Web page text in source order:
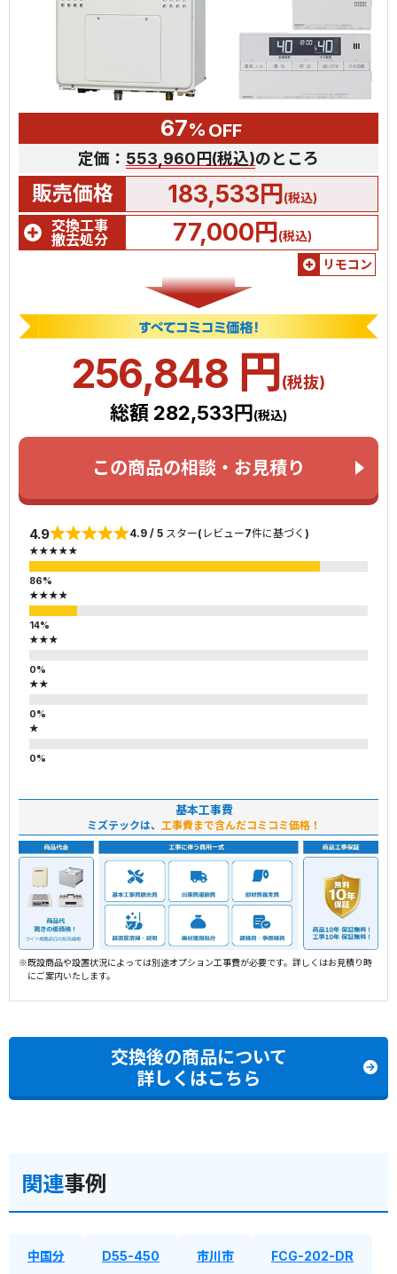
67% OFF
定価： 553,960円(税込)のところ
販売価格 183,533円(税込)
交換工事
撤去処分
77,000円(税込)
リモコン
256,848 円(税抜)
総額 282,533円 (税込)
この商品の相談・お見積り
4.9 4.9 / 5 スター(レビュー7件に基づく)
★★★★★
★★★★
★★★
★★
★
基本工事費
ミズテックは、 工事費まで含んだコミコミ価格！
※既設商品や設置状況によっては別途オプション工事費が必要です。詳しくはお見積り時
にご案内いたします。
交換後の商品について
詳しくはこちら
関連事例
中国分 D55-450 市川市 FCG-202-DR